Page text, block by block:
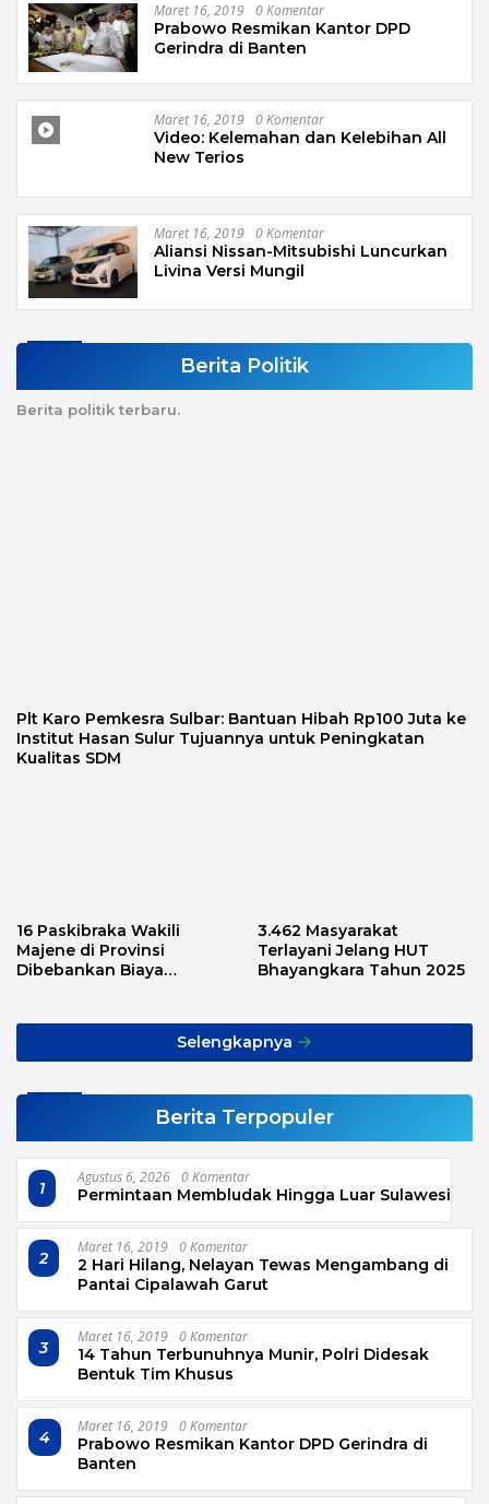
Maret 16, 2019 0 Komentar
Prabowo Resmikan Kantor DPD
Gerindra di Banten
Maret 16, 2019 0 Komentar
Video: Kelemahan dan Kelebihan All
New Terios
Maret 16, 2019 0 Komentar
Aliansi Nissan-Mitsubishi Luncurkan
Livina Versi Mungil
Berita Politik
Berita politik terbaru.
Plt Karo Pemkesra Sulbar: Bantuan Hibah Rp100 Juta ke
Institut Hasan Sulur Tujuannya untuk Peningkatan
Kualitas SDM
16 Paskibraka Wakili
Majene di Provinsi
Dibebankan Biaya
3.462 Masyarakat
Terlayani Jelang HUT
Bhayangkara Tahun 2025
Selengkapnya
Berita Terpopuler
1
Agustus 6, 2026 0 Komentar
Permintaan Membludak Hingga Luar Sulawesi
2
Maret 16, 2019 0 Komentar
2 Hari Hilang, Nelayan Tewas Mengambang di
Pantai Cipalawah Garut
3
Maret 16, 2019 0 Komentar
14 Tahun Terbunuhnya Munir, Polri Didesak
Bentuk Tim Khusus
4
Maret 16, 2019 0 Komentar
Prabowo Resmikan Kantor DPD Gerindra di
Banten